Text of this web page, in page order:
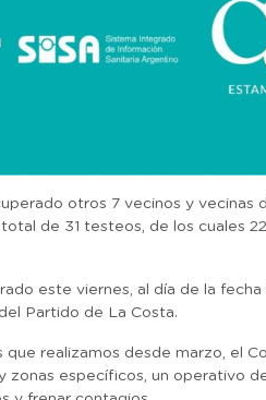
otros 7 vecinos y vecinas
de 31 testeos, de los cuales
este viernes, al día de la
Partido de La Costa.
realizamos desde marzo, el
zonas específicos, un operativo